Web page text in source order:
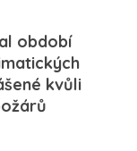
období
kvůli